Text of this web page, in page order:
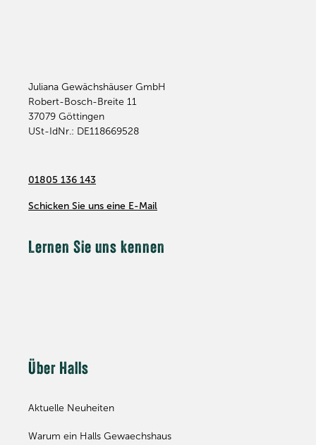
Juliana Gewächshäuser GmbH
Robert-Bosch-Breite 11
37079 Göttingen
USt-IdNr.: DE118669528
01805 136 143
Schicken Sie uns eine E-Mail
Lernen Sie uns kennen
Über Halls
Aktuelle Neuheiten
Warum ein Halls Gewaechshaus